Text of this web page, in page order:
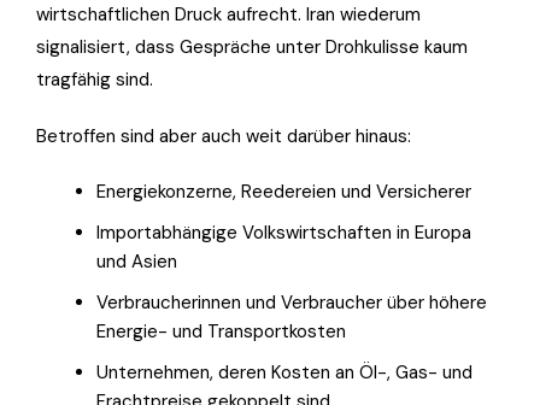
wirtschaftlichen Druck aufrecht. Iran wiederum
signalisiert, dass Gespräche unter Drohkulisse kaum
tragfähig sind.
Betroffen sind aber auch weit darüber hinaus:
Energiekonzerne, Reedereien und Versicherer
Importabhängige Volkswirtschaften in Europa
und Asien
Verbraucherinnen und Verbraucher über höhere
Energie- und Transportkosten
Unternehmen, deren Kosten an Öl-, Gas- und